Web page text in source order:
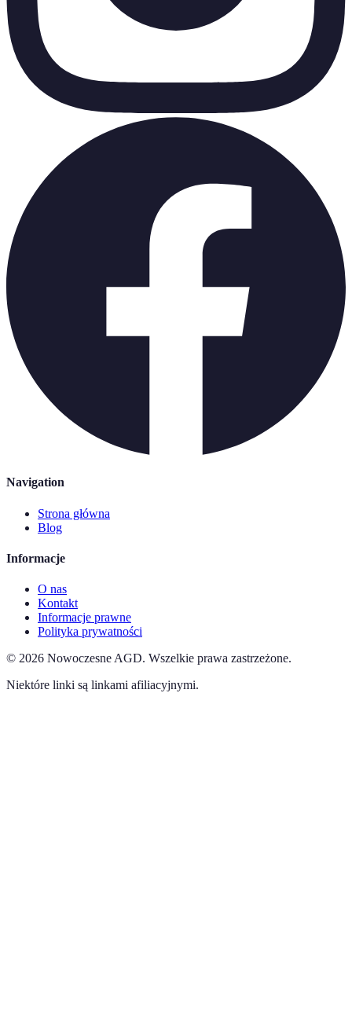
Navigation
Strona główna
Blog
Informacje
O nas
Kontakt
Informacje prawne
Polityka prywatności
© 2026 Nowoczesne AGD. Wszelkie prawa zastrzeżone.
Niektóre linki są linkami afiliacyjnymi.